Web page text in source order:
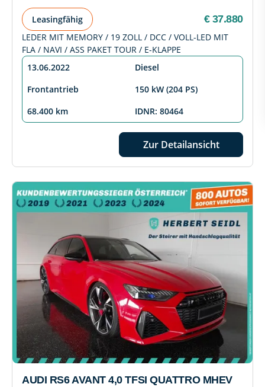
Leasingfähig € 37.880
LEDER MIT MEMORY / 19 ZOLL / DCC / VOLL-LED MIT
FLA / NAVI / ASS PAKET TOUR / E-KLAPPE
13.06.2022
Diesel
Frontantrieb
150 kW (204 PS)
68.400 km
IDNR: 80464
Zur Detailansicht
AUDI RS6 AVANT 4,0 TFSI QUATTRO MHEV